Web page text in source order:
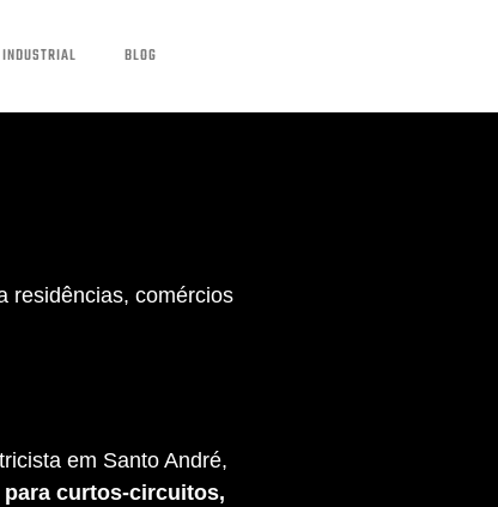
INDUSTRIAL BLOG
residências, comércios
em Santo André,
curtos-circuitos,